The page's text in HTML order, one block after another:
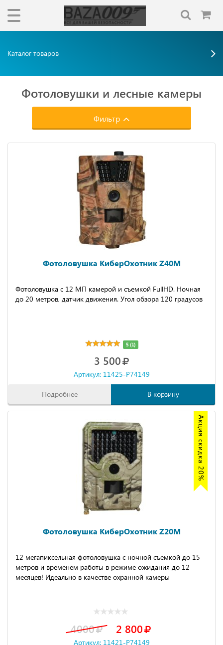
Каталог товаров
Фотоловушки и лесные камеры
Фильтр
Фотоловушка КиберОхотник Z40M
Фотоловушка с 12 МП камерой и съемкой FullHD. Ночная
до 20 метров, датчик движения. Угол обзора 120 градусов
5 (1)
3 500
Артикул: 11425-P74149
Подробнее В корзину
Акция скидка 20%
Фотоловушка КиберОхотник Z20M
12 мегапиксельная фотоловушка с ночной съемкой до 15
метров и временем работы в режиме ожидания до 12
месяцев! Идеально в качестве охранной камеры
4000 2 800
Артикул: 11421-P74149